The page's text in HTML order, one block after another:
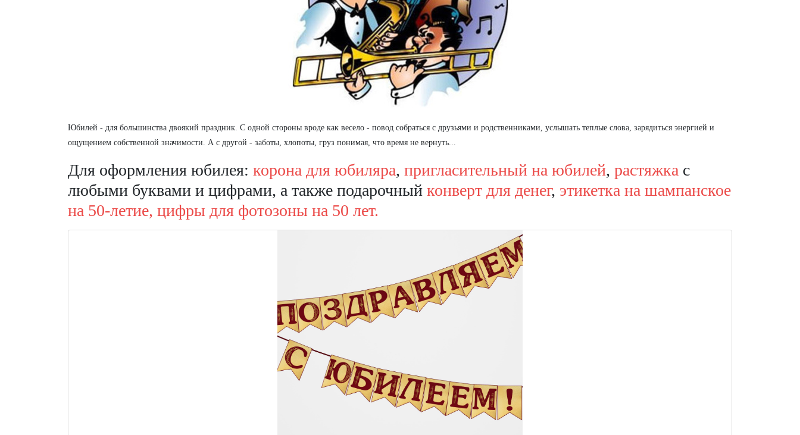
Юбилей - для большинства двоякий праздник. С одной стороны вроде как весело - повод собраться с друзьями и родственниками, услышать теплые слова, зарядиться энергией и
ощущением собственной значимости. А с другой - заботы, хлопоты, груз понимая, что время не вернуть...
Для оформления юбилея: корона для юбиляра, пригласительный на юбилей, растяжка с
любыми буквами и цифрами, а также подарочный конверт для денег, этикетка на шампанское
на 50-летие, цифры для фотозоны на 50 лет.